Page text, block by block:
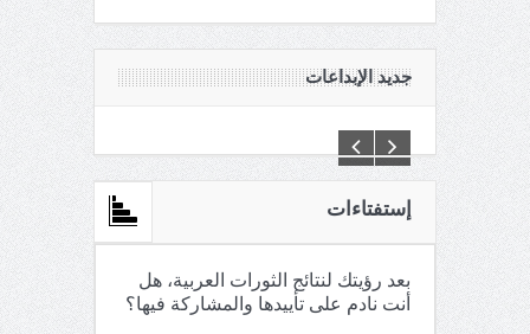
جديد الإبداعات
إستفتاءات
بعد رؤيتك لنتائج الثورات العربية، هل
أنت نادم على تأييدها والمشاركة فيها؟